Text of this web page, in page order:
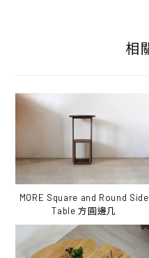
MORE Square and Round Side
Table 方圓邊几